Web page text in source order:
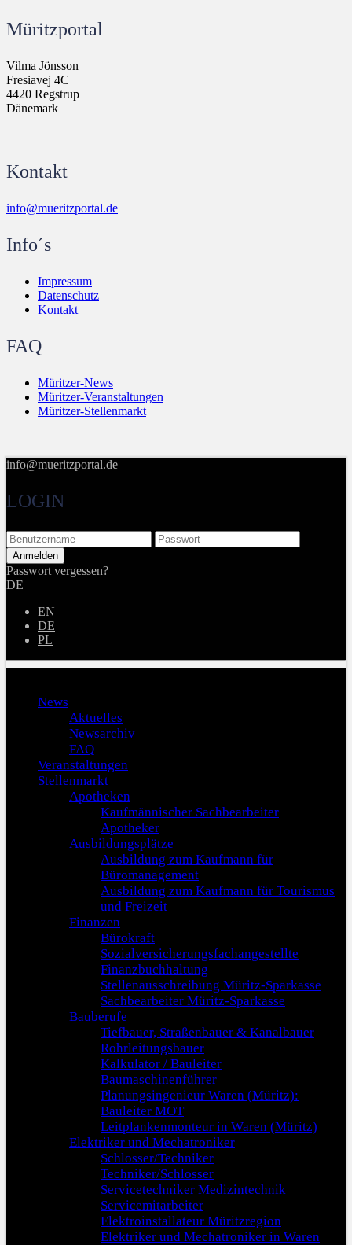
Müritzportal
Vilma Jönsson
Fresiavej 4C
4420 Regstrup
Dänemark
Kontakt
info@mueritzportal.de
Info´s
Impressum
Datenschutz
Kontakt
FAQ
Müritzer-News
Müritzer-Veranstaltungen
Müritzer-Stellenmarkt
info@mueritzportal.de
LOGIN
Passwort vergessen?
DE
EN
DE
PL
News
Aktuelles
Newsarchiv
FAQ
Veranstaltungen
Stellenmarkt
Apotheken
Kaufmännischer Sachbearbeiter
Apotheker
Ausbildungsplätze
Ausbildung zum Kaufmann für
Büromanagement
Ausbildung zum Kaufmann für Tourismus
und Freizeit
Finanzen
Bürokraft
Sozialversicherungsfachangestellte
Finanzbuchhaltung
Stellenausschreibung Müritz-Sparkasse
Sachbearbeiter Müritz-Sparkasse
Bauberufe
Tiefbauer, Straßenbauer & Kanalbauer
Rohrleitungsbauer
Kalkulator / Bauleiter
Baumaschinenführer
Planungsingenieur Waren (Müritz):
Bauleiter MOT
Leitplankenmonteur in Waren (Müritz)
Elektriker und Mechatroniker
Schlosser/Techniker
Techniker/Schlosser
Servicetechniker Medizintechnik
Servicemitarbeiter
Elektroinstallateur Müritzregion
Elektriker und Mechatroniker in Waren